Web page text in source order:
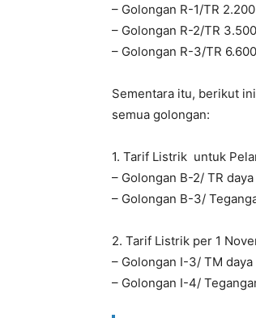
– Golongan R-1/TR
– Golongan R-2/TR
– Golongan R-3/TR
Sementara itu, berikut
semua golongan:
1. Tarif Listrik untuk
– Golongan B-2/ TR
– Golongan B-3/
2. Tarif Listrik per 1
– Golongan I-3/ TM daya
– Golongan I-4/